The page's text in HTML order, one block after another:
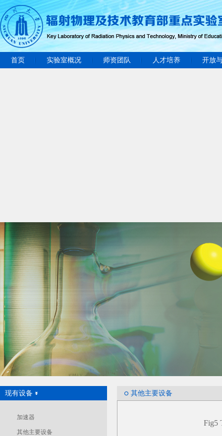
首页 实验室概况 师资团队 人才培养 开放
现有设备
加速器
其他主要设备
其他主要设备
Fig5